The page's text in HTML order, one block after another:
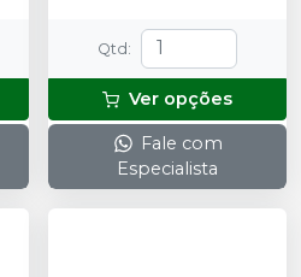
Qtd :
Ver opções
Fale com
Especialista